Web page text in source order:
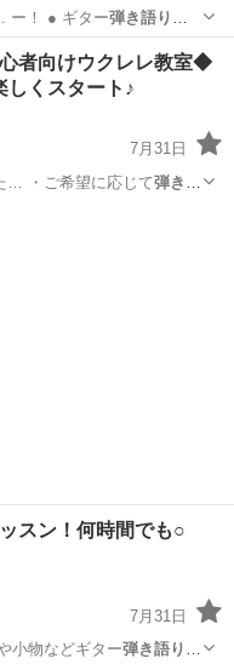
ー！ ● ギター弾き語り
り』はとても素敵で… いる
のギター弾き語りコ
者向けウクレレ教室◆
しくスタート♪
7月31日
… ・ご希望に応じて弾き語
スン！何時間でも○
7月31日
小物などギター弾き語り に